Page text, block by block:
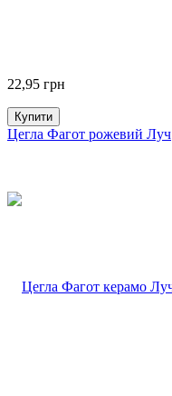
22,95 грн
Купити
Цегла Фагот рожевий Луч